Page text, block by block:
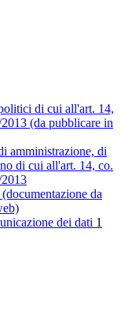
di cui all'art. 14,
(da pubblicare in
amministrazione, di
di cui all'art. 14, co.
da
dei dati 1